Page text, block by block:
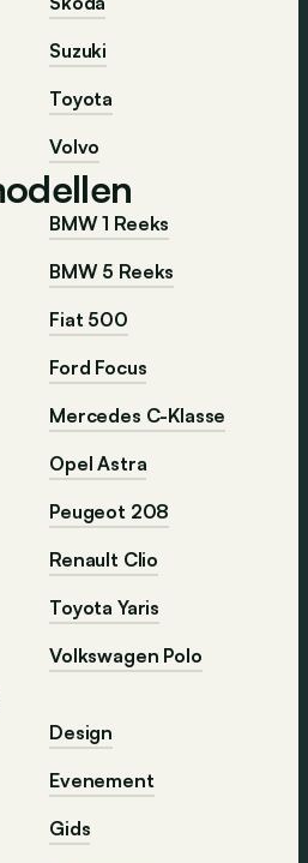
Suzuki
Toyota
Volvo
BMW 1 Reeks
BMW 5 Reeks
Fiat 500
Ford Focus
Mercedes C-Klasse
Opel Astra
Peugeot 208
Renault Clio
Toyota Yaris
Volkswagen Polo
Design
Evenement
Gids